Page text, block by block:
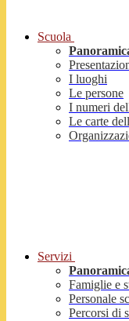
Scuola
I luoghi
Le persone
I numeri
Le carte
Servizi
Famiglie e
Personale
Percorsi di